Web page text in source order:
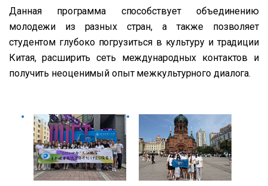
Данная программа способствует объединению
молодежи из разных стран, а также позволяет
студентом глубоко погрузиться в культуру и традиции
Китая, расширить сеть международных контактов и
получить неоценимый опыт межкультурного диалога.